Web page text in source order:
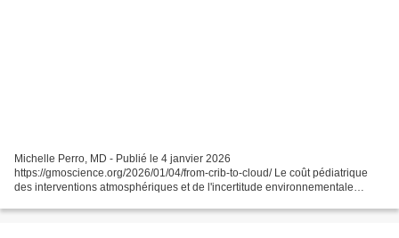
Michelle Perro, MD - Publié le 4 janvier 2026
https://gmoscience.org/2026/01/04/from-crib-to-cloud/ Le coût pédiatrique
des interventions atmosphériques et de l'incertitude environnementale